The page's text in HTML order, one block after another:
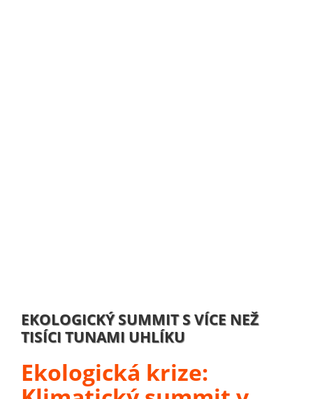
EKOLOGICKÝ SUMMIT S VÍCE NEŽ
TISÍCI TUNAMI UHLÍKU
Ekologická krize: